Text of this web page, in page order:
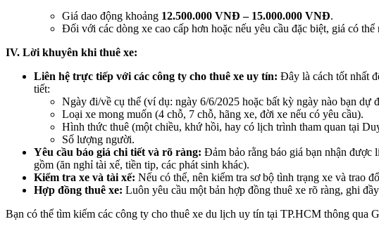
Giá dao động khoảng 12.500.000 VNĐ – 15.000.000 VNĐ.
Đối với các dòng xe cao cấp hơn hoặc nếu yêu cầu đặc biệt, giá có thể
IV. Lời khuyên khi thuê xe:
Liên hệ trực tiếp với các công ty cho thuê xe uy tín: Đây là cách tốt nhất
tiết:
Ngày đi/về cụ thể (ví dụ: ngày 6/6/2025 hoặc bất kỳ ngày nào bạn dự
Loại xe mong muốn (4 chỗ, 7 chỗ, hãng xe, đời xe nếu có yêu cầu).
Hình thức thuê (một chiều, khứ hồi, hay có lịch trình tham quan tại
Số lượng người.
Yêu cầu báo giá chi tiết và rõ ràng: Đảm bảo rằng báo giá bạn nhận được
gồm (ăn nghỉ tài xế, tiền tip, các phát sinh khác).
Kiểm tra xe và tài xế: Nếu có thể, nên kiểm tra sơ bộ tình trạng xe và trao
Hợp đồng thuê xe: Luôn yêu cầu một bản hợp đồng thuê xe rõ ràng, ghi
Bạn có thể tìm kiếm các công ty cho thuê xe du lịch uy tín tại TP.HCM thông qua